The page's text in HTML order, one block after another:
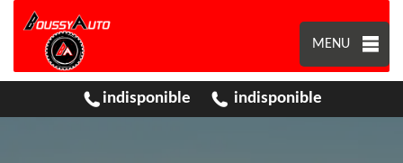
MENU
indisponible indisponible